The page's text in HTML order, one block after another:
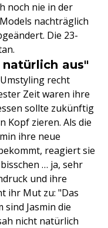
noch nie in der
nachträglich
Die 23-
aus"
recht
Zeit waren ihre
sollte zukünftig
Kopf zieren. Als die
ihre neue
reagiert sie
… ja, sehr
und ihre
ihr Mut zu: "Das
Jasmin die
nicht natürlich